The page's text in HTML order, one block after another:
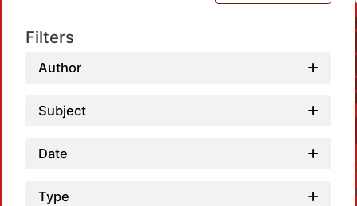
Filters
Author
Subject
Date
Type